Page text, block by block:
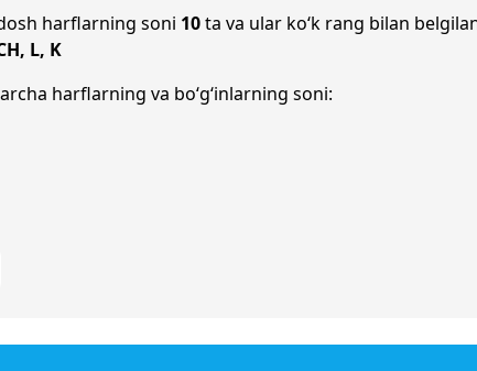
harflarning soni 10ta va ular ko‘k rang bilan
L, K
harflarning va bo‘g‘inlarning soni: